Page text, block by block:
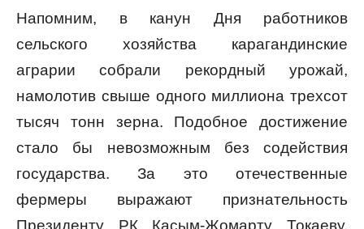
Напомним, в канун Дня работников
сельского хозяйства карагандинские
аграрии собрали рекордный урожай,
намолотив свыше одного миллиона трехсот
тысяч тонн зерна. Подобное достижение
стало бы невозможным без содействия
государства. За это отечественные
фермеры выражают признательность